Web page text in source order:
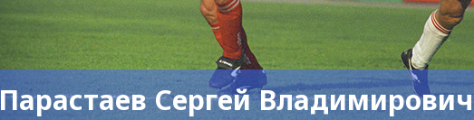
Парастаев Сергей Владимирович